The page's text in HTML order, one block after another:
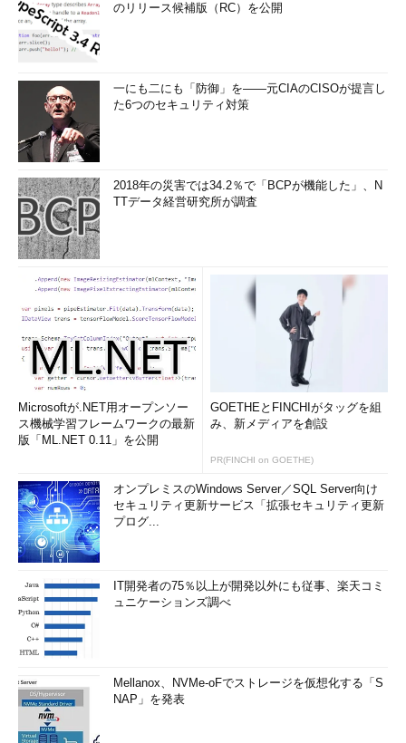
のリリース候補版（RC）を公開
一にも二にも「防御」を――元CIAのCISOが提言し
た6つのセキュリティ対策
2018年の災害では34.2％で「BCPが機能した」、N
TTデータ経営研究所が調査
Microsoftが.NET用オープンソー
ス機械学習フレームワークの最新
版「ML.NET 0.11」を公開
GOETHEとFINCHIがタッグを組
み、新メディアを創設
PR(FINCHI on GOETHE)
オンプレミスのWindows Server／SQL Server向け
セキュリティ更新サービス「拡張セキュリティ更新
プログ...
IT開発者の75％以上が開発以外にも従事、楽天コミ
ュニケーションズ調べ
Mellanox、NVMe-oFでストレージを仮想化する「S
NAP」を発表